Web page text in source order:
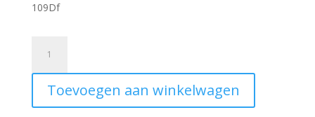
109Df
-
65
Toevoegen aan winkelwagen